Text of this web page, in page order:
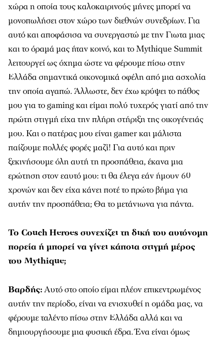
χώρα η οποία τους καλοκαιρινούς μήνες μπορεί να
μονοπωλήσει στον χώρο των διεθνών συνεδρίων. Για
αυτό και αποφάσισα να συνεργαστώ με την Γιωτα μιας
και το όραμά μας ήταν κοινό, και το Mythique Summit
λειτουργεί ως όχημα ώστε να φέρουμε πίσω στην
Ελλάδα σημαντικά οικονομικά οφέλη από μια ασχολία
την οποία αγαπώ. Άλλωστε, δεν έχω κρύψει το πάθος
μου για το gaming και είμαι πολύ τυχερός γιατί από την
πρώτη στιγμή είχα την πλήρη στήριξη της οικογένειάς
μου. Και ο πατέρας μου είναι gamer και μάλιστα
παίζουμε πολλές φορές μαζί! Για αυτό και πριν
ξεκινήσουμε όλη αυτή τη προσπάθεια, έκανα μια
ερώτηση στον εαυτό μου: τι θα έλεγα εάν ήμουν 60
χρονών και δεν είχα κάνει ποτέ το πρώτο βήμα για
αυτήν την προσπάθεια; Θα το μετάνιωνα για πάντα.
Το CouchHeroes συνεχίζει τη δική του αυτόνομη
πορεία ή μπορεί να γίνει κάποια στιγμή μέρος
του Mythique;
Βαρδής:Αυτό στο οποίο είμαι πλέον επικεντρωμένος
αυτήν την περίοδο, είναι να ενισχυθεί η ομάδα μας, να
φέρουμε ταλέντο πίσω στην Ελλάδα αλλά και να
δημιουργήσουμε μια φυσική έδρα. Ένα είναι όμως